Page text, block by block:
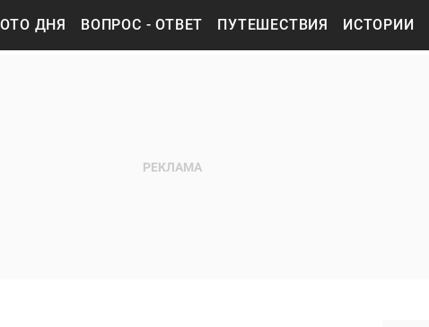
ДНЯ ВОПРОС - ОТВЕТ ПУТЕШЕСТВИЯ ИСТОРИИ